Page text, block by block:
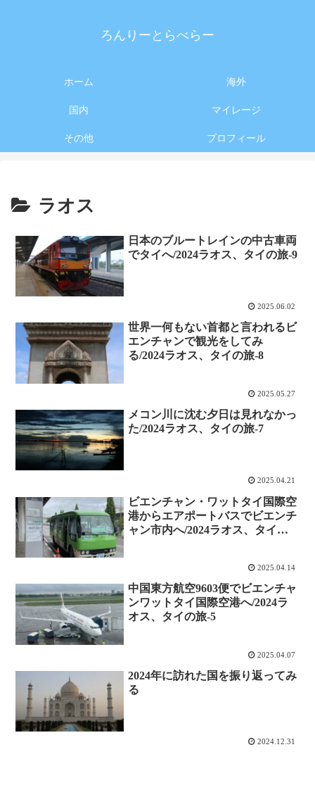
ろんりーとらべらー
ホーム 海外
国内 マイレージ
その他 プロフィール
ラオス
日本のブルートレインの中古車両
でタイへ/2024ラオス、タイの旅-9
2025.06.02
世界一何もない首都と言われるビ
エンチャンで観光をしてみ
る/2024ラオス、タイの旅-8
2025.05.27
メコン川に沈む夕日は見れなかっ
た/2024ラオス、タイの旅-7
2025.04.21
ビエンチャン・ワットタイ国際空
港からエアポートバスでビエンチ
ャン市内へ/2024ラオス、タイの
2025.04.14
中国東方航空9603便でビエンチャ
ンワットタイ国際空港へ/2024ラ
オス、タイの旅-5
2025.04.07
2024年に訪れた国を振り返ってみ
る
2024.12.31